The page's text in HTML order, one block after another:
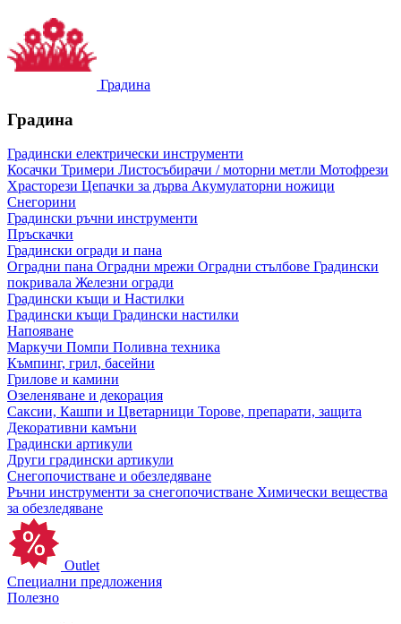
Градина
Градина
Градински електрически инструменти
Косачки Тримери Листосъбирачи / моторни метли Мотофрези
Храсторези Цепачки за дърва Акумулаторни ножици
Снегорини
Градински ръчни инструменти
Пръскачки
Градински огради и пана
Оградни пана Оградни мрежи Оградни стълбове Градински
покривала Железни огради
Градински къщи и Настилки
Градински къщи Градински настилки
Напояване
Маркучи Помпи Поливна техника
Къмпинг, грил, басейни
Грилове и камини
Озеленяване и декорация
Саксии, Кашпи и Цветарници Торове, препарати, защита
Декоративни камъни
Градински артикули
Други градински артикули
Снегопочистване и обезледяване
Ръчни инструменти за снегопочистване Химически вещества
за обезледяване
Outlet
Специални предложения
Полезно